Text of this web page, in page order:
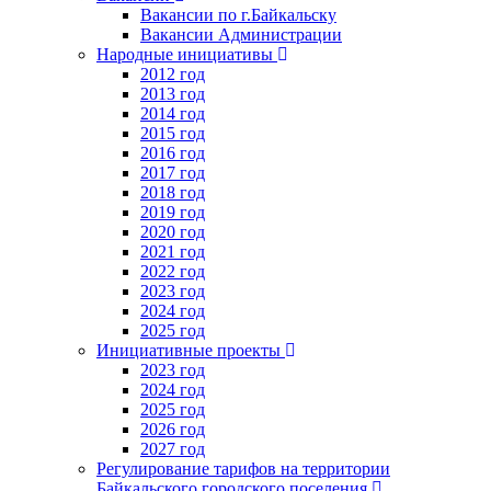
Вакансии по г.Байкальску
Вакансии Администрации
Народные инициативы
2012 год
2013 год
2014 год
2015 год
2016 год
2017 год
2018 год
2019 год
2020 год
2021 год
2022 год
2023 год
2024 год
2025 год
Инициативные проекты
2023 год
2024 год
2025 год
2026 год
2027 год
Регулирование тарифов на территории